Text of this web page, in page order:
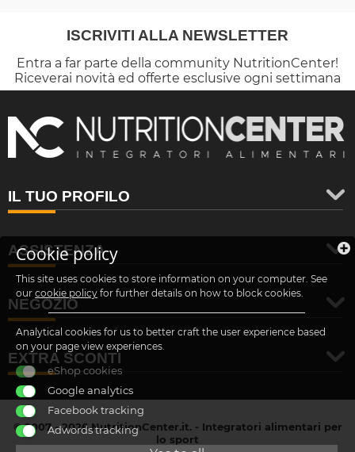
ISCRIVITI ALLA NEWSLETTER
Entra a far parte della community NutritionCenter!
Riceverai novità ed offerte esclusive ogni settimana
IL TUO PROFILO
ASSISTENZA
NEGOZIO
EXTRA SCONTI
© 2007 - 2026 NutritionCenter.it. - Integratori alimentari per
lo sport
Cookie policy
This site uses cookies to store information on your computer. See
our cookie policy for further details on how to block cookies.
Analytical cookies for us to better craft the user experience based
on your page view experiences.
eShop cookies
Google analytics
Facebook tracking
Adwords tracking